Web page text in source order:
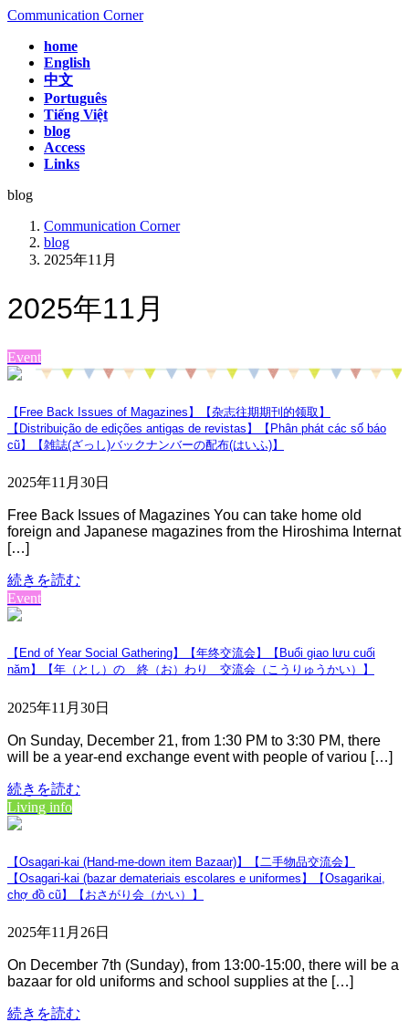
コ
プ
ナ
動
Communication Corner
home
English
中文
Português
Tiếng Việt
blog
Access
Links
blog
Communication Corner
blog
2025年11月
2025年11月
Event
【Free Back Issues of Magazines】【杂志往期期刊的领取】
【Distribuição de edições antigas de revistas】【Phân phát các số báo
cũ】【雑誌(ざっし)バックナンバーの配布(はいふ)】
2025年11月30日
Free Back Issues of Magazines You can take home old
foreign and Japanese magazines from the Hiroshima Internat
[…]
続きを読む
Event
【End of Year Social Gathering】【年终交流会】【Buổi giao lưu cuối
năm】【年（とし）の 終（お）わり 交流会（こうりゅうかい）】
2025年11月30日
On Sunday, December 21, from 1:30 PM to 3:30 PM, there
will be a year-end exchange event with people of variou […]
続きを読む
Living info
【Osagari-kai (Hand-me-down item Bazaar)】【二手物品交流会】
【Osagari-kai (bazar demateriais escolares e uniformes】【Osagarikai,
chợ đồ cũ】【おさがり会（かい）】
2025年11月26日
On December 7th (Sunday), from 13:00-15:00, there will be a
bazaar for old uniforms and school supplies at the […]
続きを読む